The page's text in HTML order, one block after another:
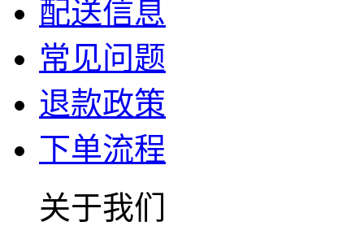
配送信息
常见问题
退款政策
下单流程
关于我们